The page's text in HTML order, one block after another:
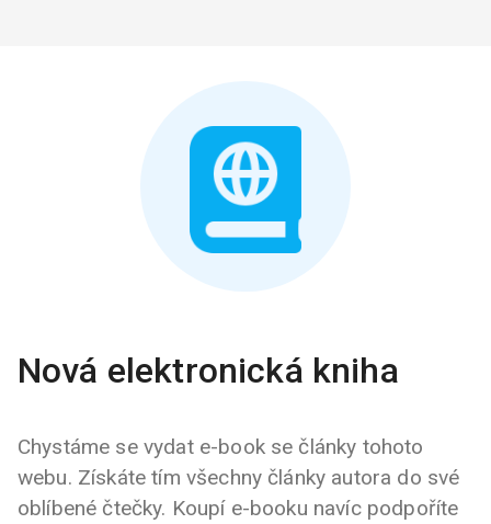
Nová elektronická kniha
Chystáme se vydat e-book se články tohoto
webu. Získáte tím všechny články autora do své
oblíbené čtečky. Koupí e-booku navíc podpoříte